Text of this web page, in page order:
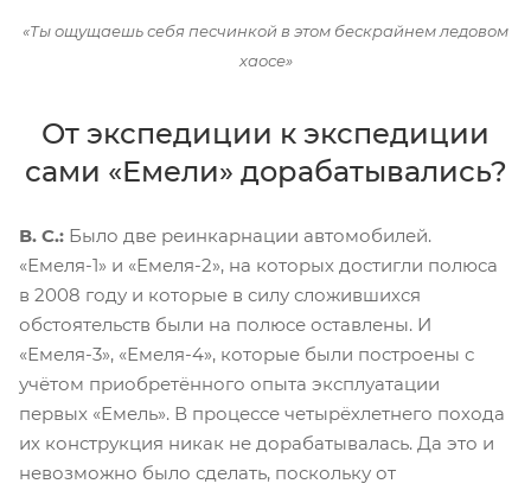
«Ты ощущаешь себя песчинкой в этом бескрайнем ледовом
хаосе»
От экспедиции к экспедиции
сами «Емели» дорабатывались?
В. С.: Было две реинкарнации автомобилей.
«Емеля-1» и «Емеля-2», на которых достигли полюса
в 2008 году и которые в силу сложившихся
обстоятельств были на полюсе оставлены. И
«Емеля-3», «Емеля-4», которые были построены с
учётом приобретённого опыта эксплуатации
первых «Емель». В процессе четырёхлетнего похода
их конструкция никак не дорабатывалась. Да это и
невозможно было сделать, поскольку от